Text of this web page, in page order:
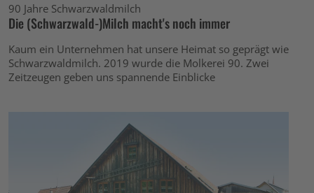
90 Jahre Schwarzwaldmilch
Die (Schwarzwald-)Milch macht's noch immer
Kaum ein Unternehmen hat unsere Heimat so geprägt wie
Schwarzwaldmilch. 2019 wurde die Molkerei 90. Zwei
Zeitzeugen geben uns spannende Einblicke